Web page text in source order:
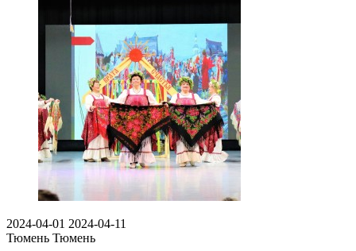
2024-04-01 2024-04-11
Тюмень Тюмень